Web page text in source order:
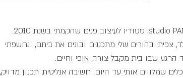
בהורים שלי מתכננים ובונים את ביתם, ונחשפתי
שבו בית מקבל צורה, אופי וחיים.
שמלווים אותי עד היום: חשיבה אנליטית, תכנון מדויק,